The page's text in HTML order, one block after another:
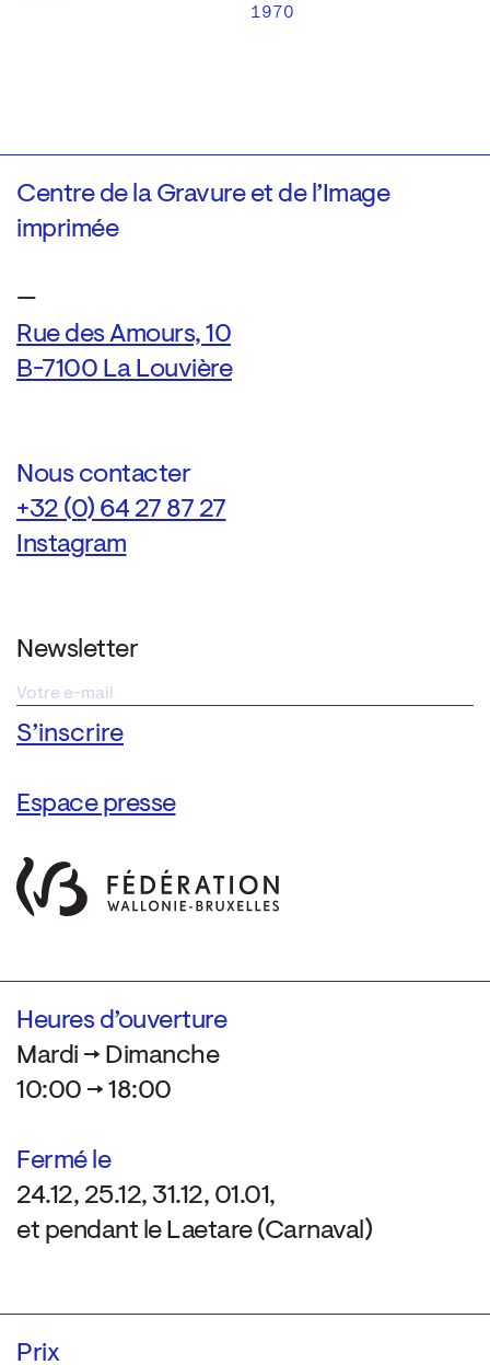
1970
Centre de la Gravure et de l’Image
imprimée
—
Rue des Amours, 10
B-7100 La Louvière
Nous contacter
+32 (0) 64 27 87 27
Instagram
Newsletter
Espace presse
Heures d’ouverture
Mardi → Dimanche
10:00 → 18:00
Fermé le
24.12, 25.12, 31.12, 01.01,
et pendant le Laetare (Carnaval)
Prix